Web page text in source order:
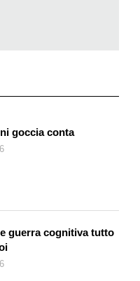
alla casa dove
Per quanto riguarda
dire che lavorare due
anche per me.
continue notifiche
più frammentata e
I risultati sono davanti ai
che capire chi
semplificando: le
di risposte sempre
goccia conta
guerra cognitiva tutto